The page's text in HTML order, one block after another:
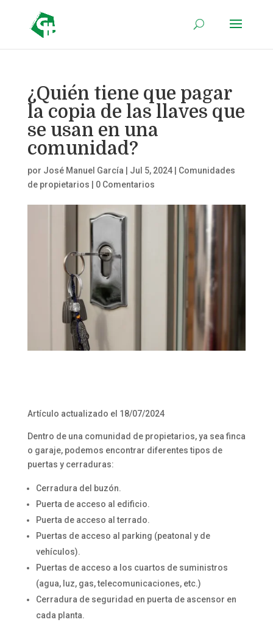
¿Quién tiene que pagar
la copia de las llaves que
se usan en una
comunidad?
por José Manuel García Jul 5, 2024| Comunidades
de propietarios
0 Comentarios
Artículo actualizado el 18/07/2024
Dentro de una comunidad de propietarios, ya sea finca
o garaje, podemos encontrar diferentes tipos de
puertas y cerraduras:
Cerradura del buzón.
Puerta de acceso al edificio.
Puerta de acceso al terrado.
Puertas de acceso al parking (peatonal y de
vehículos).
Puertas de acceso a los cuartos de suministros
(agua, luz, gas, telecomunicaciones, etc.)
Cerradura de seguridad en puerta de ascensor en
cada planta.